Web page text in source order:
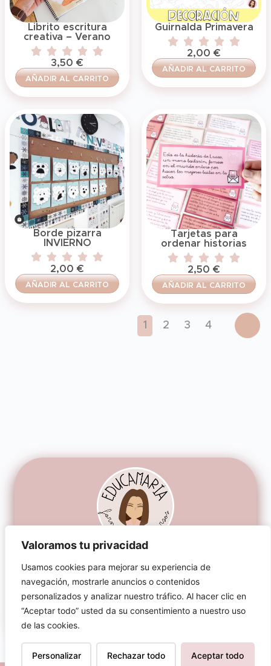
Valoramos tu privacidad
Usamos cookies para mejorar su experiencia de
navegación, mostrarle anuncios o contenidos
personalizados y analizar nuestro tráfico. Al hacer clic en
“Aceptar todo” usted da su consentimiento a nuestro uso
de las cookies.
Personalizar Rechazar todo Aceptar todo
Librito escritura
creativa – Verano
3,50 €
AÑADIR AL CARRITO
Guirnalda Primavera
2,00 €
AÑADIR AL CARRITO
Borde pizarra
INVIERNO
2,00 €
AÑADIR AL CARRITO
Tarjetas para
ordenar historias
2,50 €
AÑADIR AL CARRITO
1 2 3 4
AVISO LEGAL
TÉRMINOS Y CONDICIONES
PRIVACIDAD
COOKIES
© 2026 Educamaría | Todos los derechos